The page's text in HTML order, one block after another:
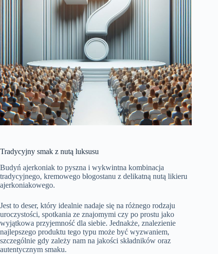
Tradycyjny smak z nutą luksusu
Budyń ajerkoniak to pyszna i wykwintna kombinacja
tradycyjnego, kremowego błogostanu z delikatną nutą likieru
ajerkoniakowego.
Jest to deser, który idealnie nadaje się na różnego rodzaju
uroczystości, spotkania ze znajomymi czy po prostu jako
wyjątkowa przyjemność dla siebie. Jednakże, znalezienie
najlepszego produktu tego typu może być wyzwaniem,
szczególnie gdy zależy nam na jakości składników oraz
autentycznym smaku.